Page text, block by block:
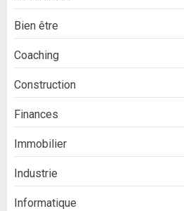
Bien être
Coaching
Construction
Finances
Immobilier
Industrie
Informatique